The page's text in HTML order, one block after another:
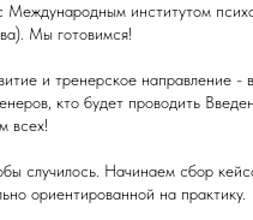
Международным институтом
Мы готовимся!
и тренерское направление -
кто будет проводить
всех!
случилось. Начинаем сбор
ориентированной на практику.